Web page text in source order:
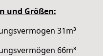
und Größen:
31m³
66m³